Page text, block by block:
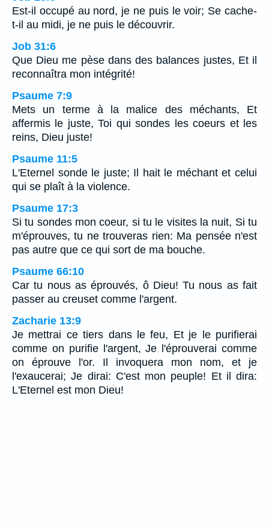
Est-il occupé au nord, je ne puis le voir; Se cache-
t-il au midi, je ne puis le découvrir.
Job 31:6
Que Dieu me pèse dans des balances justes, Et il
reconnaîtra mon intégrité!
Psaume 7:9
Mets un terme à la malice des méchants, Et
affermis le juste, Toi qui sondes les coeurs et les
reins, Dieu juste!
Psaume 11:5
L'Eternel sonde le juste; Il hait le méchant et celui
qui se plaît à la violence.
Psaume 17:3
Si tu sondes mon coeur, si tu le visites la nuit, Si tu
m'éprouves, tu ne trouveras rien: Ma pensée n'est
pas autre que ce qui sort de ma bouche.
Psaume 66:10
Car tu nous as éprouvés, ô Dieu! Tu nous as fait
passer au creuset comme l'argent.
Zacharie 13:9
Je mettrai ce tiers dans le feu, Et je le purifierai
comme on purifie l'argent, Je l'éprouverai comme
on éprouve l'or. Il invoquera mon nom, et je
l'exaucerai; Je dirai: C'est mon peuple! Et il dira:
L'Eternel est mon Dieu!